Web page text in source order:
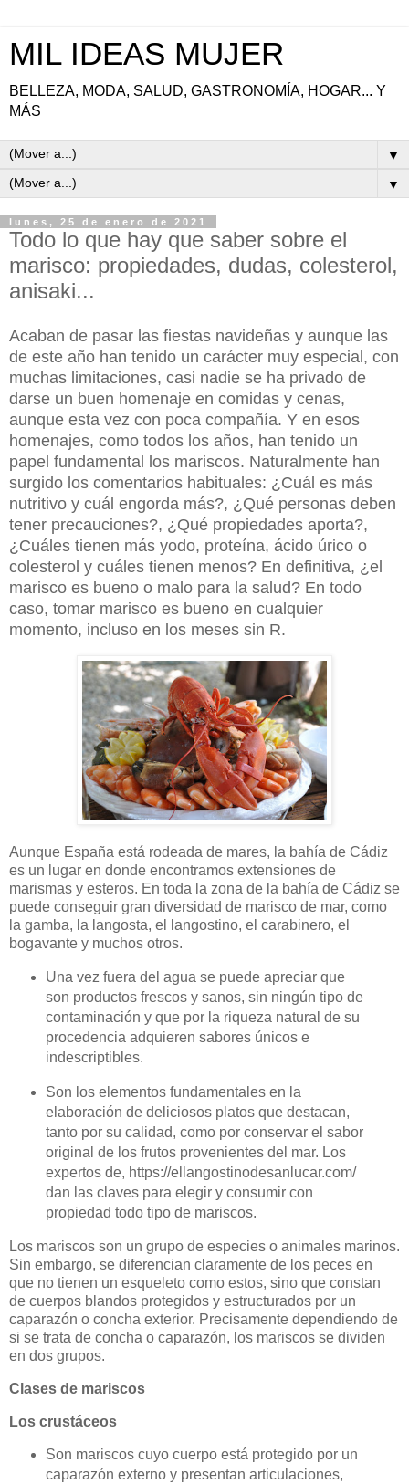
MIL IDEAS MUJER
BELLEZA, MODA, SALUD, GASTRONOMÍA, HOGAR... Y
MÁS
▼
▼
lunes, 25 de enero de 2021
Todo lo que hay que saber sobre el
marisco: propiedades, dudas, colesterol,
anisaki...
Acaban de pasar las fiestas navideñas y aunque las
de este año han tenido un carácter muy especial, con
muchas limitaciones, casi nadie se ha privado de
darse un buen homenaje en comidas y cenas,
aunque esta vez con poca compañía. Y en esos
homenajes, como todos los años, han tenido un
papel fundamental los mariscos. Naturalmente han
surgido los comentarios habituales: ¿Cuál es más
nutritivo y cuál engorda más?, ¿Qué personas deben
tener precauciones?, ¿Qué propiedades aporta?,
¿Cuáles tienen más yodo, proteína, ácido úrico o
colesterol y cuáles tienen menos? En definitiva, ¿el
marisco es bueno o malo para la salud? En todo
caso, tomar marisco es bueno en cualquier
momento, incluso en los meses sin R.
Aunque España está rodeada de mares, la bahía de Cádiz
es un lugar en donde encontramos extensiones de
marismas y esteros. En toda la zona de la bahía de Cádiz se
puede conseguir gran diversidad de marisco de mar, como
la gamba, la langosta, el langostino, el carabinero, el
bogavante y muchos otros.
Una vez fuera del agua se puede apreciar que
son productos frescos y sanos, sin ningún tipo de
contaminación y que por la riqueza natural de su
procedencia adquieren sabores únicos e
indescriptibles.
Son los elementos fundamentales en la
elaboración de deliciosos platos que destacan,
tanto por su calidad, como por conservar el sabor
original de los frutos provenientes del mar. Los
expertos de, https://ellangostinodesanlucar.com/
dan las claves para elegir y consumir con
propiedad todo tipo de mariscos.
Los mariscos son un grupo de especies o animales marinos.
Sin embargo, se diferencian claramente de los peces en
que no tienen un esqueleto como estos, sino que constan
de cuerpos blandos protegidos y estructurados por un
caparazón o concha exterior. Precisamente dependiendo de
si se trata de concha o caparazón, los mariscos se dividen
en dos grupos.
Clases de mariscos
Los crustáceos
Son mariscos cuyo cuerpo está protegido por un
caparazón externo y presentan articulaciones,